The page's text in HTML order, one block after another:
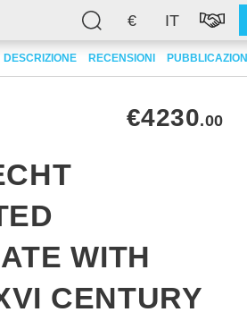
€ IT
DESCRIZIONE RECENSIONI PUBBLICAZIONI
€4230.00
WITH
CENTURY